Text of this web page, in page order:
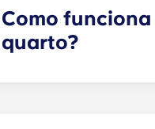
Como
quarto?